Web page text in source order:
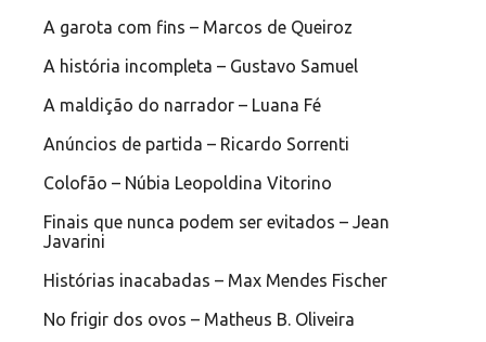
A garota com fins – Marcos de Queiroz
A história incompleta – Gustavo Samuel
A maldição do narrador – Luana Fé
Anúncios de partida – Ricardo Sorrenti
Colofão – Núbia Leopoldina Vitorino
Finais que nunca podem ser evitados – Jean
Javarini
Histórias inacabadas – Max Mendes Fischer
No frigir dos ovos – Matheus B. Oliveira